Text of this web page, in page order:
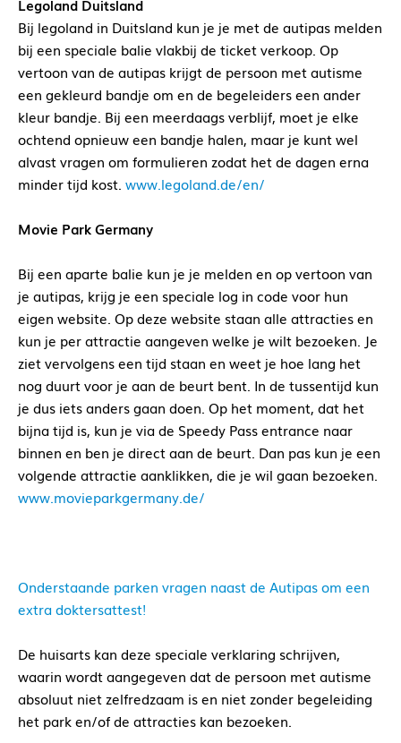
Legoland Duitsland
Bij legoland in Duitsland kun je je met de autipas melden
bij een speciale balie vlakbij de ticket verkoop. Op
vertoon van de autipas krijgt de persoon met autisme
een gekleurd bandje om en de begeleiders een ander
kleur bandje. Bij een meerdaags verblijf, moet je elke
ochtend opnieuw een bandje halen, maar je kunt wel
alvast vragen om formulieren zodat het de dagen erna
minder tijd kost. www.legoland.de/en/
Movie Park Germany
Bij een aparte balie kun je je melden en op vertoon van
je autipas, krijg je een speciale log in code voor hun
eigen website. Op deze website staan alle attracties en
kun je per attractie aangeven welke je wilt bezoeken. Je
ziet vervolgens een tijd staan en weet je hoe lang het
nog duurt voor je aan de beurt bent. In de tussentijd kun
je dus iets anders gaan doen. Op het moment, dat het
bijna tijd is, kun je via de Speedy Pass entrance naar
binnen en ben je direct aan de beurt. Dan pas kun je een
volgende attractie aanklikken, die je wil gaan bezoeken.
www.movieparkgermany.de/
Onderstaande parken vragen naast de Autipas om een
extra doktersattest!
De huisarts kan deze speciale verklaring schrijven,
waarin wordt aangegeven dat de persoon met autisme
absoluut niet zelfredzaam is en niet zonder begeleiding
het park en/of de attracties kan bezoeken.